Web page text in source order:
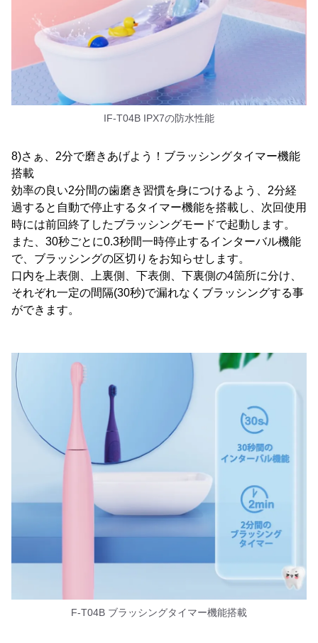
IF-T04B IPX7の防水性能
8)さぁ、2分で磨きあげよう！ブラッシングタイマー機能
搭載
効率の良い2分間の歯磨き習慣を身につけるよう、2分経
過すると自動で停止するタイマー機能を搭載し、次回使用
時には前回終了したブラッシングモードで起動します。
また、30秒ごとに0.3秒間一時停止するインターバル機能
で、ブラッシングの区切りをお知らせします。
口内を上表側、上裏側、下表側、下裏側の4箇所に分け、
それぞれ一定の間隔(30秒)で漏れなくブラッシングする事
ができます。
F-T04B ブラッシングタイマー機能搭載